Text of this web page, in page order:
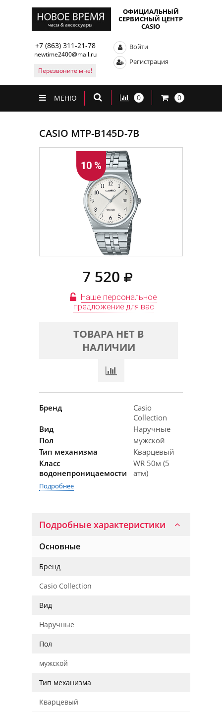
ОФИЦИАЛЬНЫЙ
СЕРВИСНЫЙ ЦЕНТР
CASIO
+7 (863) 311-21-78
newtime2400@mail.ru
Перезвоните мне!
Войти
Регистрация
МЕНЮ 0 0
CASIO MTP-B145D-7B
10 %
7 520
Наше персональное
предложение для вас
ТОВАРА НЕТ В
НАЛИЧИИ
Бренд
Casio
Collection
Вид
Наручные
Пол
мужской
Тип механизма
Кварцевый
Класс
водонепроницаемости
WR 50м (5
атм)
Подробнее
Подробные характеристики
Основные
Бренд
Casio Collection
Вид
Наручные
Пол
мужской
Тип механизма
Кварцевый